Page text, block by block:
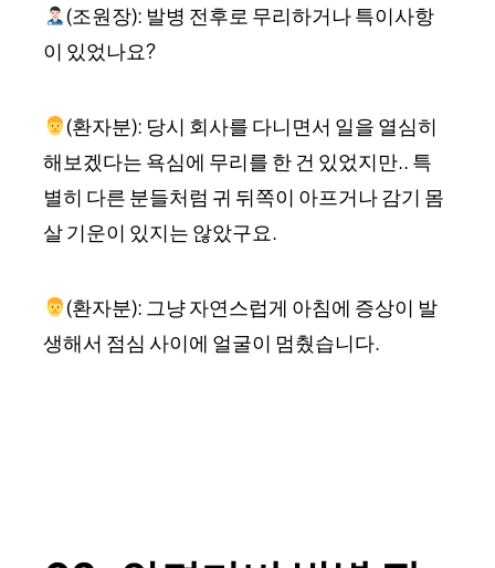
(조원장): 발병 전후로 무리하거나 특이사항
이 있었나요?
(환자분): 당시 회사를 다니면서 일을 열심히
해보겠다는 욕심에 무리를 한 건 있었지만.. 특
별히 다른 분들처럼 귀 뒤쪽이 아프거나 감기 몸
살 기운이 있지는 않았구요.
(환자분): 그냥 자연스럽게 아침에 증상이 발
생해서 점심 사이에 얼굴이 멈췄습니다.